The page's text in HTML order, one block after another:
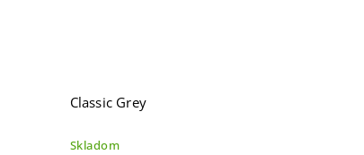
Classic Grey
Skladom